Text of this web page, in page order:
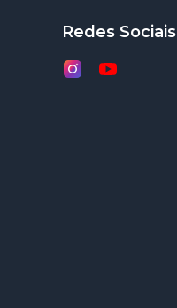
Redes Sociais